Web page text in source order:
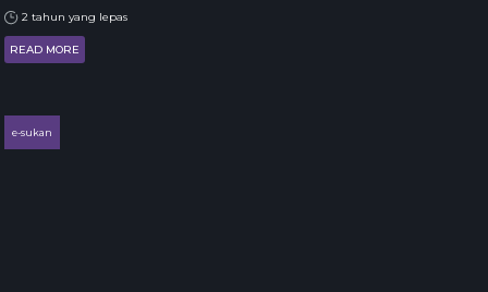
2 tahun yang lepas
READ MORE
e-sukan